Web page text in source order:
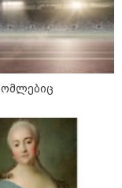
ისეთი
უნდა ავუხსნათ,
დაიბადოს" -
ჩადენილი
ჯერ შეცვლილი
მადლობა
მათ გარეშე ეს
- ქეთა